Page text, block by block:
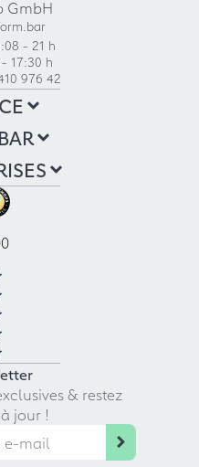
GmbH
08 - 21 h
17:30 h
976 42
& restez
jour !